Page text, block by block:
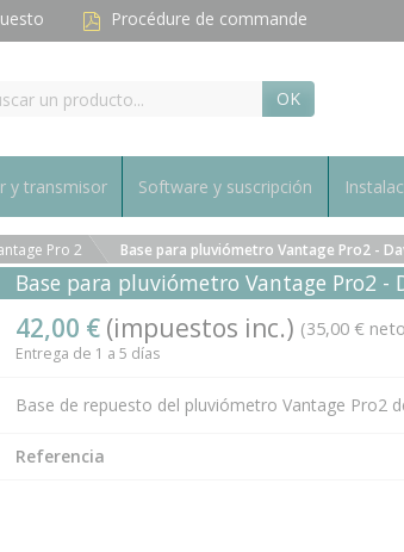
Procédure de commande
OK
y transmisor Software y suscripción
Pro 2 Base para pluviómetro Vantage Pro2 -
Base para pluviómetro Vantage Pro2 -
42,00 € (impuestos inc.) (35,00 €
Entrega de 1 a 5 días
Base de repuesto del pluviómetro Vantage Pro2
Referencia